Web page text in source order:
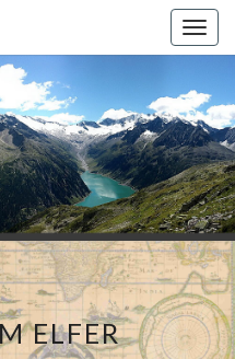
Dem
Um
Welt:
Ein Jahr
Auf
ELFER